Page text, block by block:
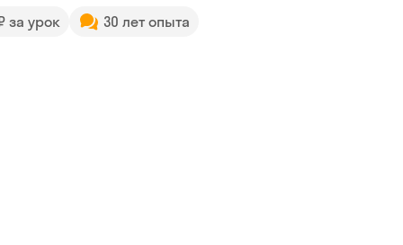
за урок 30 лет опыта